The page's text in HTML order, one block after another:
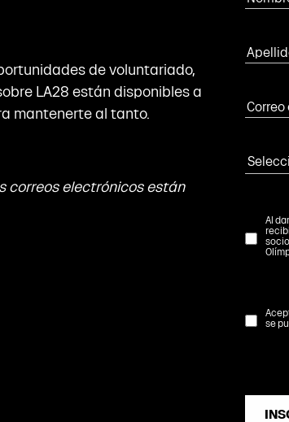
de voluntariado,
LA28 están disponibles a
mantenerte al tanto.
correos electrónicos están
Al
se